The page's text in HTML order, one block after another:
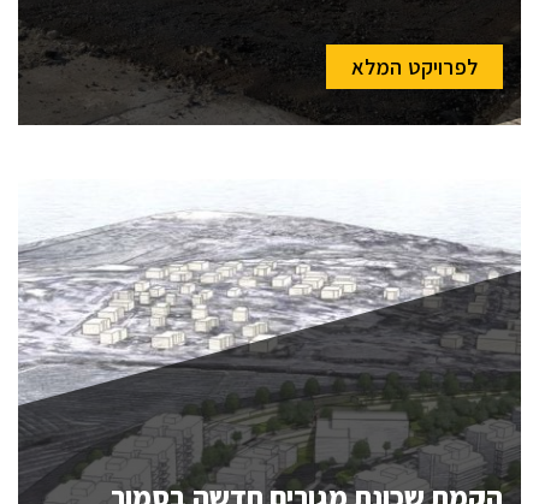
לפרויקט המלא